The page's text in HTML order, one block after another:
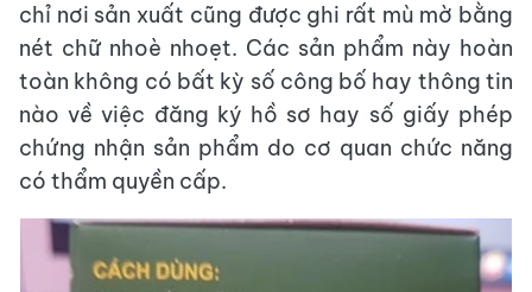
chỉ nơi sản xuất cũng được ghi rất mù mờ bằng
nét chữ nhoè nhoẹt. Các sản phẩm này hoàn
toàn không có bất kỳ số công bố hay thông tin
nào về việc đăng ký hồ sơ hay số giấy phép
chứng nhận sản phẩm do cơ quan chức năng
có thẩm quyền cấp.